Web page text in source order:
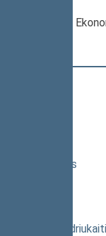
pirmininkas,
Bacevičius
Povilas